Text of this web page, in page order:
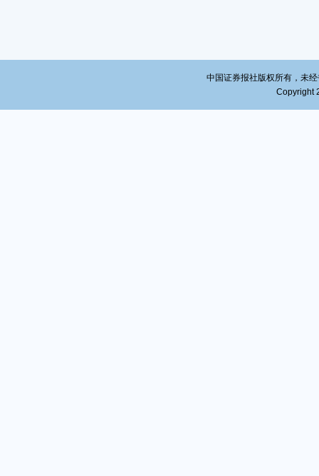
中国证券报社版权所有，未
Copyright